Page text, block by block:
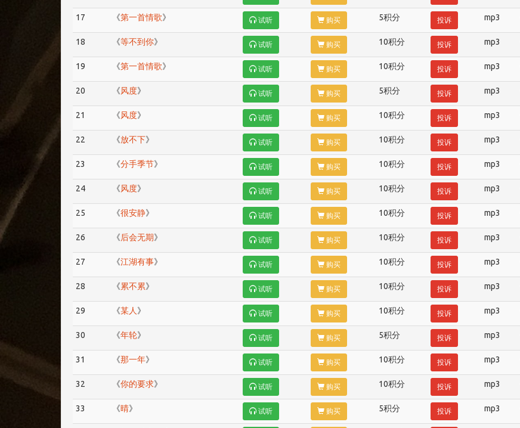
17 《第一首情歌》 试听 购买 5积分 投诉 mp3
18 《等不到你》 试听 购买 10积分 投诉 mp3
19 《第一首情歌》 试听 购买 10积分 投诉 mp3
20 《风度》 试听 购买 5积分 投诉 mp3
21 《风度》 试听 购买 10积分 投诉 mp3
22 《放不下》 试听 购买 10积分 投诉 mp3
23 《分手季节》 试听 购买 10积分 投诉 mp3
24 《风度》 试听 购买 10积分 投诉 mp3
25 《很安静》 试听 购买 10积分 投诉 mp3
26 《后会无期》 试听 购买 10积分 投诉 mp3
27 《江湖有事》 试听 购买 10积分 投诉 mp3
28 《累不累》 试听 购买 10积分 投诉 mp3
29 《某人 》 试听 购买 10积分 投诉 mp3
30 《年轮》 试听 购买 5积分 投诉 mp3
31 《那一年》 试听 购买 10积分 投诉 mp3
32 《你的要求》 试听 购买 10积分 投诉 mp3
33 《晴》 试听 购买 5积分 投诉 mp3